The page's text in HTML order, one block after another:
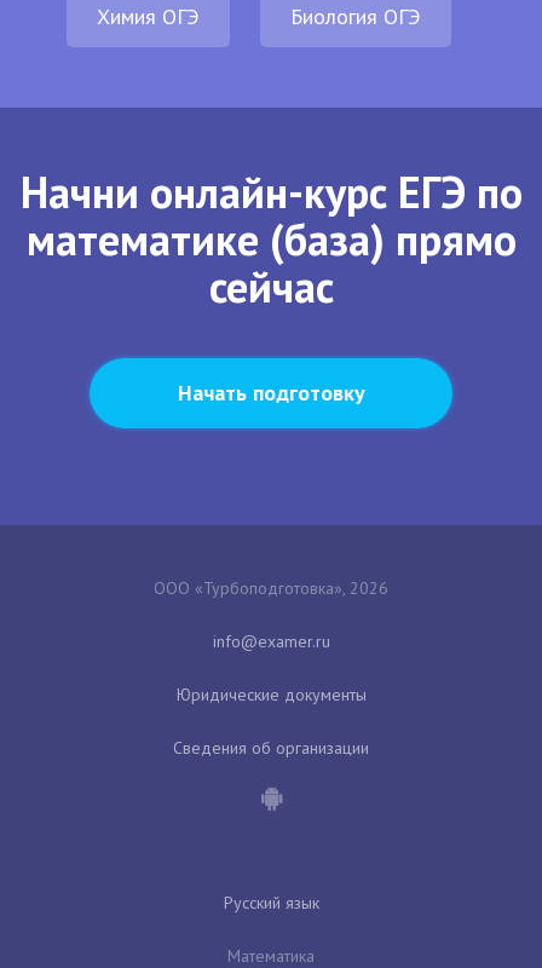
Химия ОГЭ Биология ОГЭ
Начни онлайн-курс ЕГЭ по
математике (база) прямо
сейчас
Начать подготовку
ООО «Турбоподготовка», 2026
Юридические документы
Сведения об организации
Русский язык
Математика